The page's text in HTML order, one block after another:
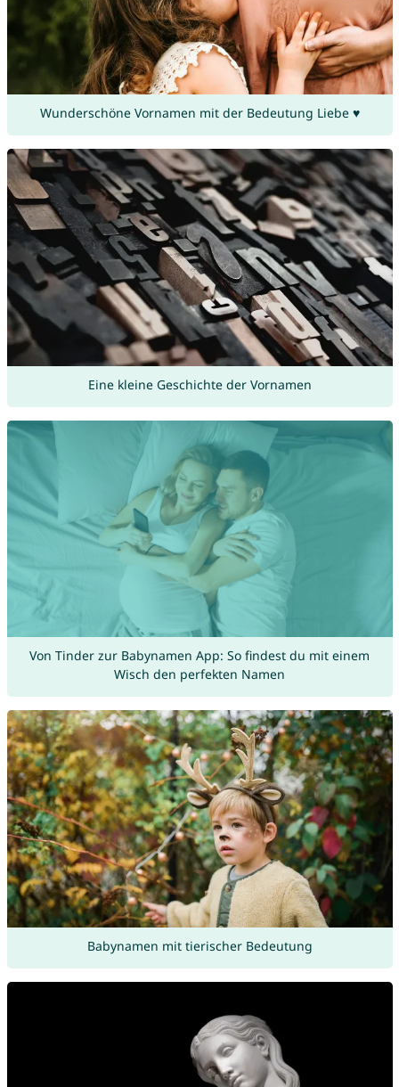
Wunderschöne Vornamen mit der Bedeutung Liebe ♥
Eine kleine Geschichte der Vornamen
Von Tinder zur Babynamen App: So findest du mit einem
Wisch den perfekten Namen
Babynamen mit tierischer Bedeutung